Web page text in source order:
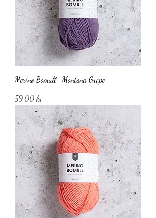
Merino Bomull -Montana Grape
Pris
59,00 kr